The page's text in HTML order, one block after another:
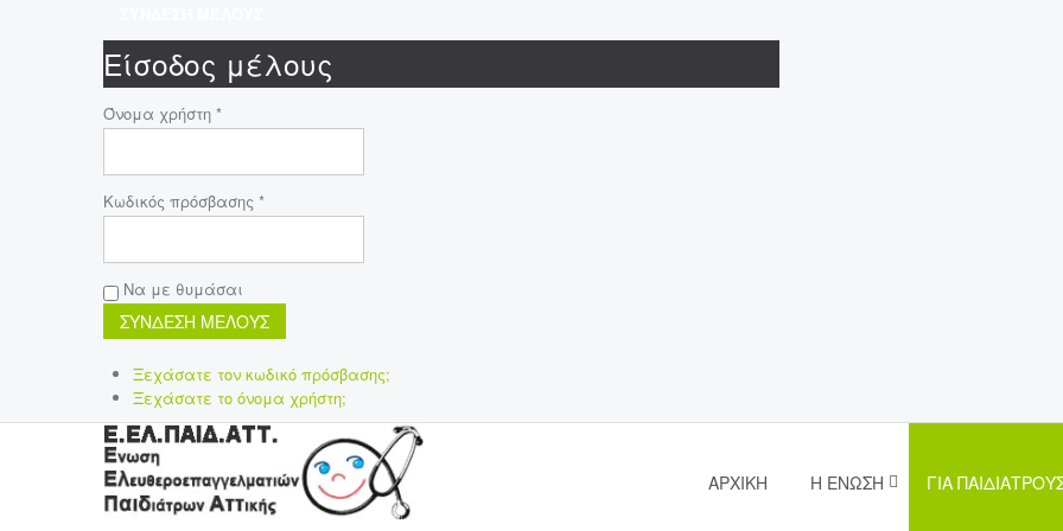
Είσοδος μέλους
Όνομα χρήστη *
Κωδικός πρόσβασης *
Να με θυμάσαι
Ξεχάσατε τον κωδικό πρόσβασης;
Ξεχάσατε το όνομα χρήστη;
ΑΡΧΙΚΉ Η ΈΝΩΣΗ ΓΙΑ